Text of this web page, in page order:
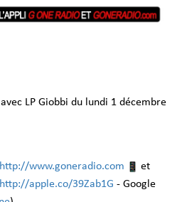
LP Giobbi du lundi 1 décembre
http://www.goneradio.com
et
http://apple.co/39Zab1G - Google